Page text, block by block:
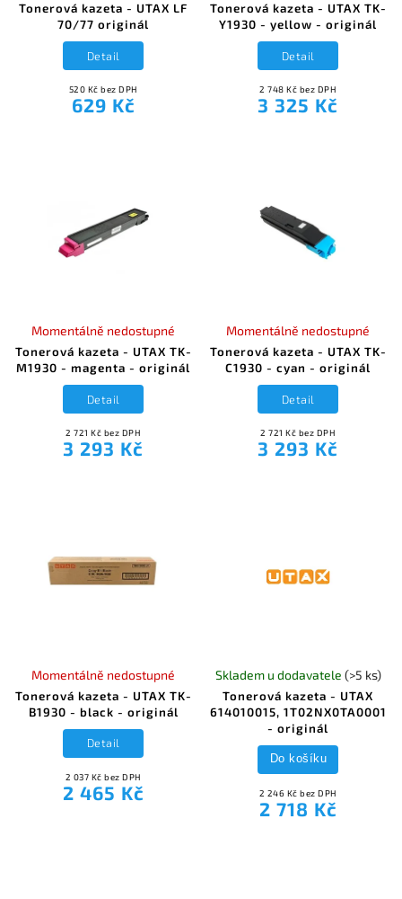
Tonerová kazeta - UTAX LF
70/77 originál
520 Kč bez DPH
629 Kč
Detail
Tonerová kazeta - UTAX TK-
Y1930 - yellow - originál
2 748 Kč bez DPH
3 325 Kč
Detail
Tonerová kazeta - UTAX TK-
M1930 - magenta - originál
Momentálně nedostupné
2 721 Kč bez DPH
3 293 Kč
Detail
Tonerová kazeta - UTAX TK-
C1930 - cyan - originál
Momentálně nedostupné
2 721 Kč bez DPH
3 293 Kč
Detail
Tonerová kazeta - UTAX TK-
B1930 - black - originál
Momentálně nedostupné
2 037 Kč bez DPH
2 465 Kč
Detail
Tonerová kazeta - UTAX
614010015, 1T02NX0TA0001
- originál
Skladem u dodavatele (>5 ks)
2 246 Kč bez DPH
2 718 Kč
Do košíku